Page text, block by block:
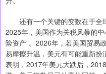
还有一个关键的变数在于全球
2025年，美国作为关税风暴的
险资产”。2026年，若美国贸易
易摩擦升温，美元有可能重新扮
表明，2017年美元大跌后，